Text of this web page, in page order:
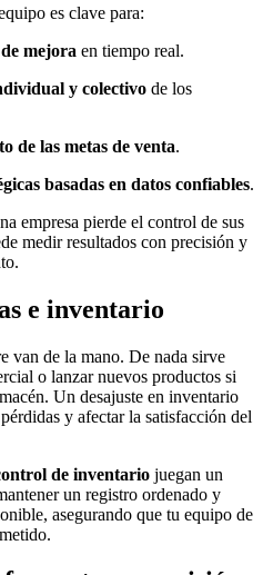
es clave para:
mejora en tiempo real.
y colectivo de los
de las metas de venta.
basadas en datos confiables.
empresa pierde el control de sus
medir resultados con precisión y
e inventario
van de la mano. De nada sirve
o lanzar nuevos productos si
Un desajuste en inventario
y afectar la satisfacción del
de inventario juegan un
un registro ordenado y
asegurando que tu equipo de